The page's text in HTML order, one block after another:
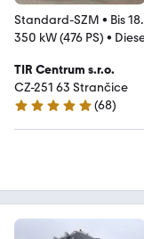
Standard-SZM • Bis
350 kW (476 PS) •
TIR Centrum s.r.o.
CZ-251 63 Strančice
4.9 Sterne
(68)